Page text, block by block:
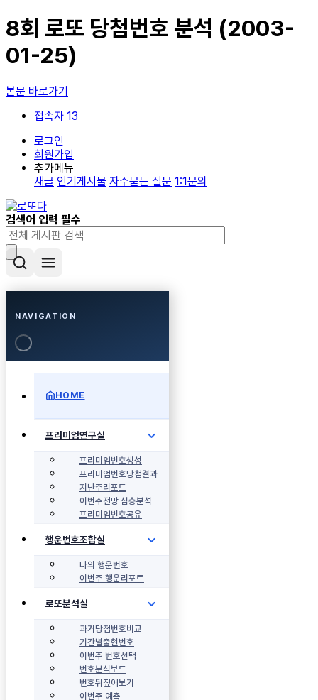
8회 로또 당첨번호 분석 (2003-
01-25)
본문 바로가기
접속자 13
로그인
회원가입
추가메뉴
새글 인기게시물 자주묻는 질문 1:1문의
검색어 입력 필수
NAVIGATION
HOME
프리미엄연구실
프리미엄번호생성
프리미엄번호당첨결과
지난주리포트
이번주전망 심층분석
프리미엄번호공유
행운번호조합실
나의 행운번호
이번주 행운리포트
로또분석실
과거당첨번호비교
기간별출현번호
이번주 번호선택
번호분석보드
번호뒤짚어보기
이번주 예측